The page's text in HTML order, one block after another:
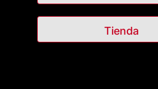
Tienda